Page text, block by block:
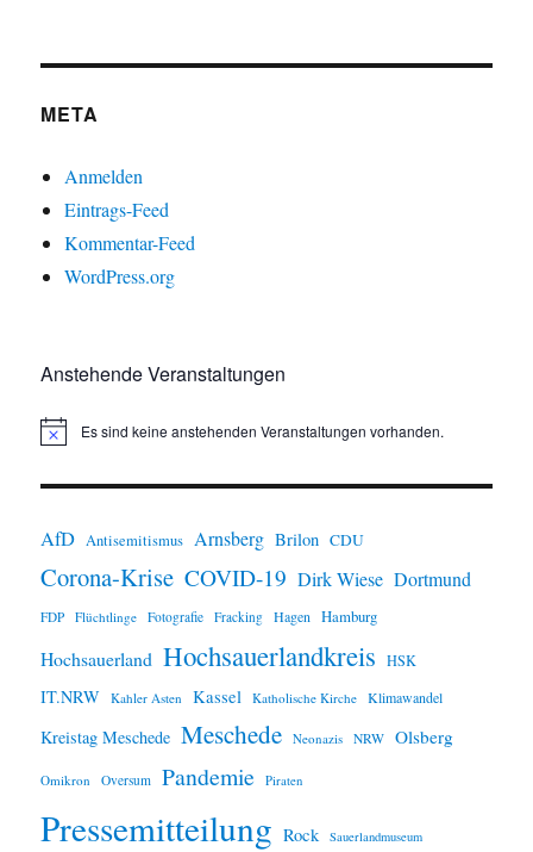
META
Anmelden
Eintrags-Feed
Kommentar-Feed
WordPress.org
Anstehende Veranstaltungen
H
w
s
Es sind keine anstehenden Veranstaltungen vorhanden.
AfD Antisemitismus Arnsberg Brilon CDU
Corona-Krise COVID-19 Dirk Wiese Dortmund
FDP Flüchtlinge Fotografie Fracking Hagen Hamburg
Hochsauerland Hochsauerlandkreis HSK
IT.NRW Kahler Asten Kassel Katholische Kirche Klimawandel
Kreistag Meschede Meschede Neonazis NRW Olsberg
Omikron Oversum Pandemie Piraten
Pressemitteilung Rock Sauerlandmuseum